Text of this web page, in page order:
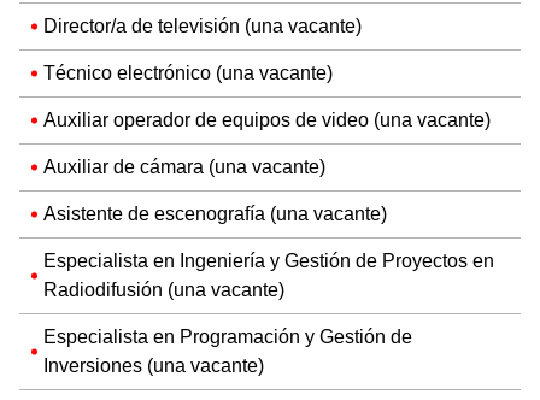
Director/a de televisión (una vacante)
Técnico electrónico (una vacante)
Auxiliar operador de equipos de video (una vacante)
Auxiliar de cámara (una vacante)
Asistente de escenografía (una vacante)
Especialista en Ingeniería y Gestión de Proyectos en
Radiodifusión (una vacante)
Especialista en Programación y Gestión de
Inversiones (una vacante)